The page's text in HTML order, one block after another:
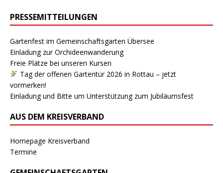
PRESSEMITTEILUNGEN
Gartenfest im Gemeinschaftsgarten Übersee
Einladung zur Orchideenwanderung
Freie Plätze bei unseren Kursen
Tag der offenen Gartentür 2026 in Rottau – jetzt
vormerken!
Einladung und Bitte um Unterstützung zum Jubiläumsfest
AUS DEM KREISVERBAND
Homepage Kreisverband
Termine